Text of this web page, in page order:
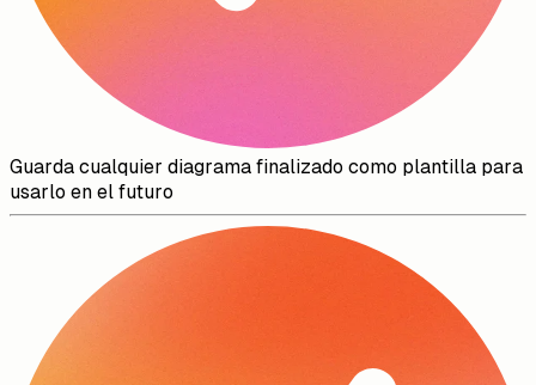
Guarda cualquier diagrama finalizado como plantilla para
usarlo en el futuro